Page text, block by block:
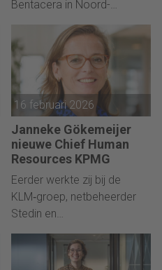
Bentacera in Noord-
16 februari 2026
Janneke Gökemeijer
nieuwe Chief Human
Resources KPMG
Eerder werkte zij bij de
KLM‑groep, netbeheerder
Stedin en
kinderopvangorganisatie
Partou.